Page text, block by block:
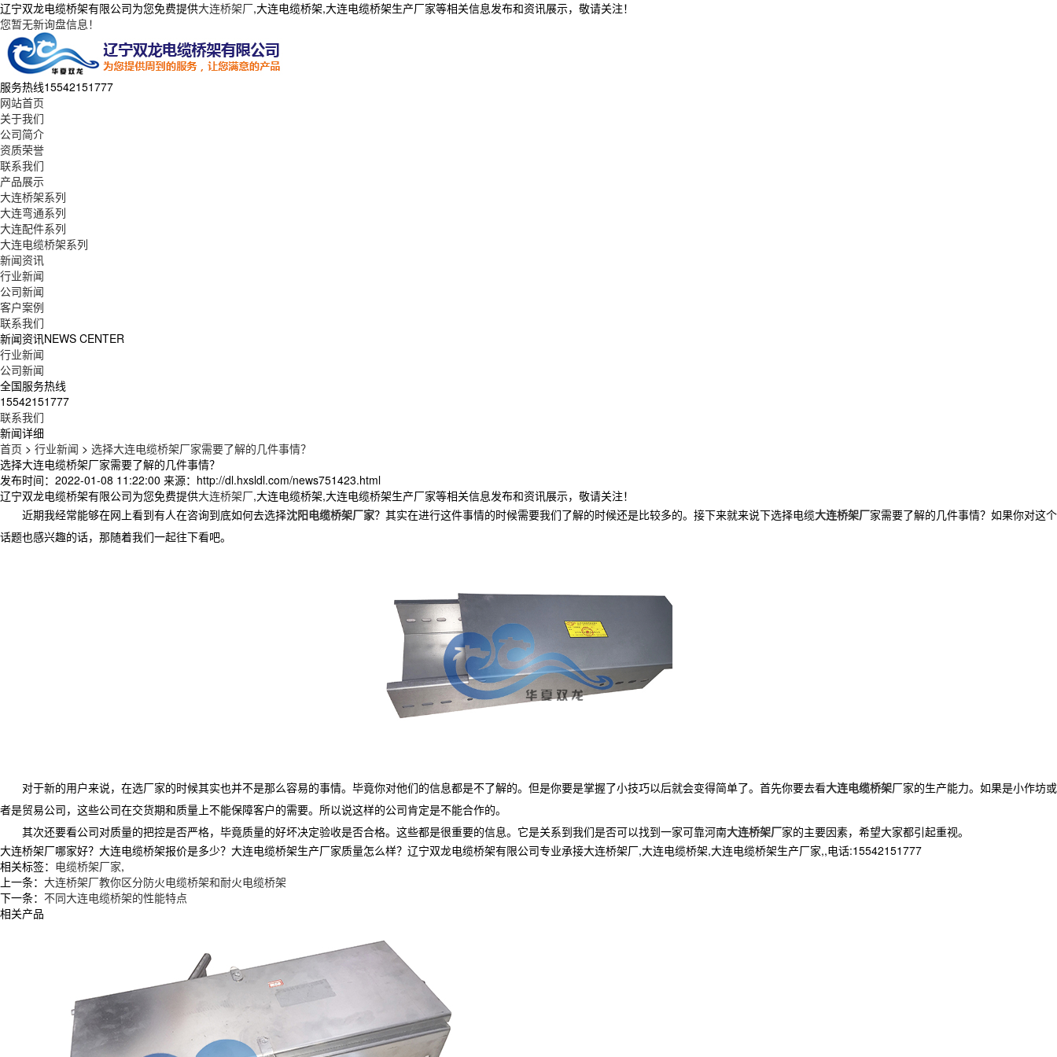
辽宁双龙电缆桥架有限公司为您免费提供大连桥架厂,大连电缆桥架,大连电缆桥架生产厂家等相关信息发布和资讯展示，敬请关注！
您暂无新询盘信息！
服务热线15542151777
网站首页
关于我们
公司简介
资质荣誉
联系我们
产品展示
大连桥架系列
大连弯通系列
大连配件系列
大连电缆桥架系列
新闻资讯
行业新闻
公司新闻
客户案例
联系我们
新闻资讯NEWS CENTER
行业新闻
公司新闻
全国服务热线
15542151777
联系我们
新闻详细
首页 > 行业新闻 > 选择大连电缆桥架厂家需要了解的几件事情？
选择大连电缆桥架厂家需要了解的几件事情？
发布时间：2022-01-08 11:22:00 来源：http://dl.hxsldl.com/news751423.html
辽宁双龙电缆桥架有限公司为您免费提供大连桥架厂,大连电缆桥架,大连电缆桥架生产厂家等相关信息发布和资讯展示，敬请关注！
近期我经常能够在网上看到有人在咨询到底如何去选择沈阳电缆桥架厂家？其实在进行这件事情的时候需要我们了解的时候还是比较多的。接下来就来说下选择电缆大连桥架厂家需要了解的几件事情？如果你对这个
话题也感兴趣的话，那随着我们一起往下看吧。
对于新的用户来说，在选厂家的时候其实也并不是那么容易的事情。毕竟你对他们的信息都是不了解的。但是你要是掌握了小技巧以后就会变得简单了。首先你要去看大连电缆桥架厂家的生产能力。如果是小作坊或
者是贸易公司，这些公司在交货期和质量上不能保障客户的需要。所以说这样的公司肯定是不能合作的。
其次还要看公司对质量的把控是否严格，毕竟质量的好坏决定验收是否合格。这些都是很重要的信息。它是关系到我们是否可以找到一家可靠河南大连桥架厂家的主要因素，希望大家都引起重视。
大连桥架厂哪家好？大连电缆桥架报价是多少？大连电缆桥架生产厂家质量怎么样？辽宁双龙电缆桥架有限公司专业承接大连桥架厂,大连电缆桥架,大连电缆桥架生产厂家,,电话:15542151777
相关标签： 电缆桥架厂家,
上一条： 大连桥架厂教你区分防火电缆桥架和耐火电缆桥架
下一条： 不同大连电缆桥架的性能特点
相关产品